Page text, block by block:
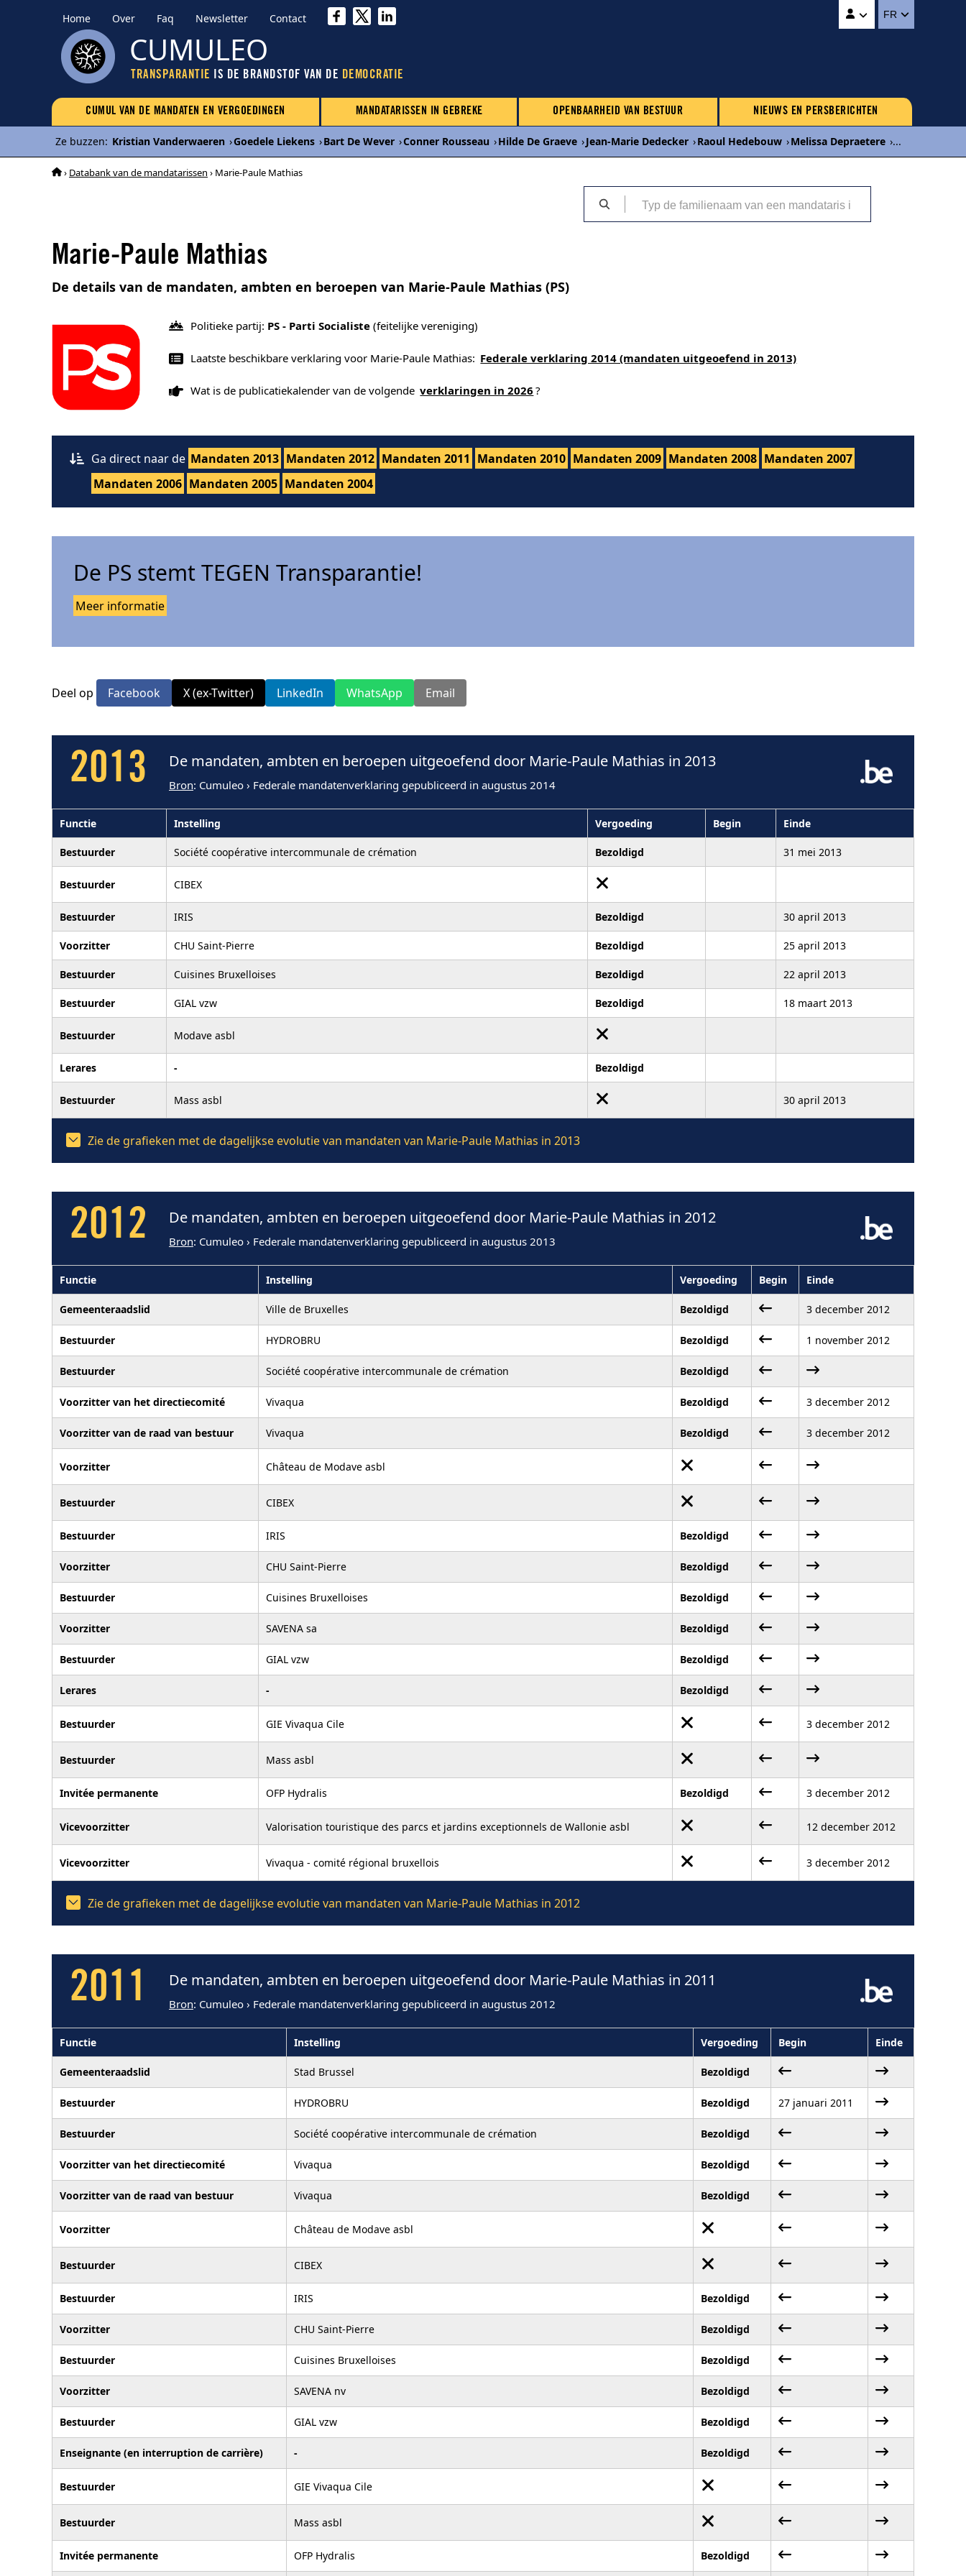
Home Over Faq Newsletter Contact FR
CUMULEO
TRANSPARANTIE IS DE BRANDSTOF VAN DE DEMOCRATIE
CUMUL VAN DE MANDATEN EN VERGOEDINGEN MANDATARISSEN IN GEBREKE OPENBAARHEID VAN BESTUUR NIEUWS EN PERSBERICHTEN
Ze buzzen: Kristian Vanderwaeren ›Goedele Liekens ›Bart De Wever ›Conner Rousseau ›Hilde De Graeve ›Jean-Marie Dedecker ›Raoul Hedebouw ›Melissa Depraetere ›...
› Databank van de mandatarissen › Marie-Paule Mathias
Marie-Paule Mathias
De details van de mandaten, ambten en beroepen van Marie-Paule Mathias (PS)
Politieke partij: PS - Parti Socialiste (feitelijke vereniging)
Laatste beschikbare verklaring voor Marie-Paule Mathias: Federale verklaring 2014 (mandaten uitgeoefend in 2013)
Wat is de publicatiekalender van de volgende verklaringen in 2026 ?
Ga direct naar de Mandaten 2013 Mandaten 2012 Mandaten 2011 Mandaten 2010 Mandaten 2009 Mandaten 2008 Mandaten 2007
Mandaten 2006 Mandaten 2005 Mandaten 2004
De PS stemt TEGEN Transparantie!
Meer informatie
Deel op Facebook X (ex-Twitter) LinkedIn WhatsApp Email
2013 De mandaten, ambten en beroepen uitgeoefend door Marie-Paule Mathias in 2013
Bron: Cumuleo › Federale mandatenverklaring gepubliceerd in augustus 2014
Functie Instelling Vergoeding Begin Einde
Bestuurder Société coopérative intercommunale de crémation Bezoldigd 31 mei 2013
Bestuurder CIBEX
Bestuurder IRIS Bezoldigd 30 april 2013
Voorzitter CHU Saint-Pierre Bezoldigd 25 april 2013
Bestuurder Cuisines Bruxelloises Bezoldigd 22 april 2013
Bestuurder GIAL vzw Bezoldigd 18 maart 2013
Bestuurder Modave asbl
Lerares - Bezoldigd
Bestuurder Mass asbl 30 april 2013
Zie de grafieken met de dagelijkse evolutie van mandaten van Marie-Paule Mathias in 2013
2012 De mandaten, ambten en beroepen uitgeoefend door Marie-Paule Mathias in 2012
Bron: Cumuleo › Federale mandatenverklaring gepubliceerd in augustus 2013
Functie Instelling Vergoeding Begin Einde
Gemeenteraadslid Ville de Bruxelles Bezoldigd 3 december 2012
Bestuurder HYDROBRU Bezoldigd 1 november 2012
Bestuurder Société coopérative intercommunale de crémation Bezoldigd
Voorzitter van het directiecomité Vivaqua Bezoldigd 3 december 2012
Voorzitter van de raad van bestuur Vivaqua Bezoldigd 3 december 2012
Voorzitter Château de Modave asbl
Bestuurder CIBEX
Bestuurder IRIS Bezoldigd
Voorzitter CHU Saint-Pierre Bezoldigd
Bestuurder Cuisines Bruxelloises Bezoldigd
Voorzitter SAVENA sa Bezoldigd
Bestuurder GIAL vzw Bezoldigd
Lerares - Bezoldigd
Bestuurder GIE Vivaqua Cile 3 december 2012
Bestuurder Mass asbl
Invitée permanente OFP Hydralis Bezoldigd 3 december 2012
Vicevoorzitter Valorisation touristique des parcs et jardins exceptionnels de Wallonie asbl 12 december 2012
Vicevoorzitter Vivaqua - comité régional bruxellois 3 december 2012
Zie de grafieken met de dagelijkse evolutie van mandaten van Marie-Paule Mathias in 2012
2011 De mandaten, ambten en beroepen uitgeoefend door Marie-Paule Mathias in 2011
Bron: Cumuleo › Federale mandatenverklaring gepubliceerd in augustus 2012
Functie Instelling Vergoeding Begin Einde
Gemeenteraadslid Stad Brussel Bezoldigd
Bestuurder HYDROBRU Bezoldigd 27 januari 2011
Bestuurder Société coopérative intercommunale de crémation Bezoldigd
Voorzitter van het directiecomité Vivaqua Bezoldigd
Voorzitter van de raad van bestuur Vivaqua Bezoldigd
Voorzitter Château de Modave asbl
Bestuurder CIBEX
Bestuurder IRIS Bezoldigd
Voorzitter CHU Saint-Pierre Bezoldigd
Bestuurder Cuisines Bruxelloises Bezoldigd
Voorzitter SAVENA nv Bezoldigd
Bestuurder GIAL vzw Bezoldigd
Enseignante (en interruption de carrière) - Bezoldigd
Bestuurder GIE Vivaqua Cile
Bestuurder Mass asbl
Invitée permanente OFP Hydralis Bezoldigd